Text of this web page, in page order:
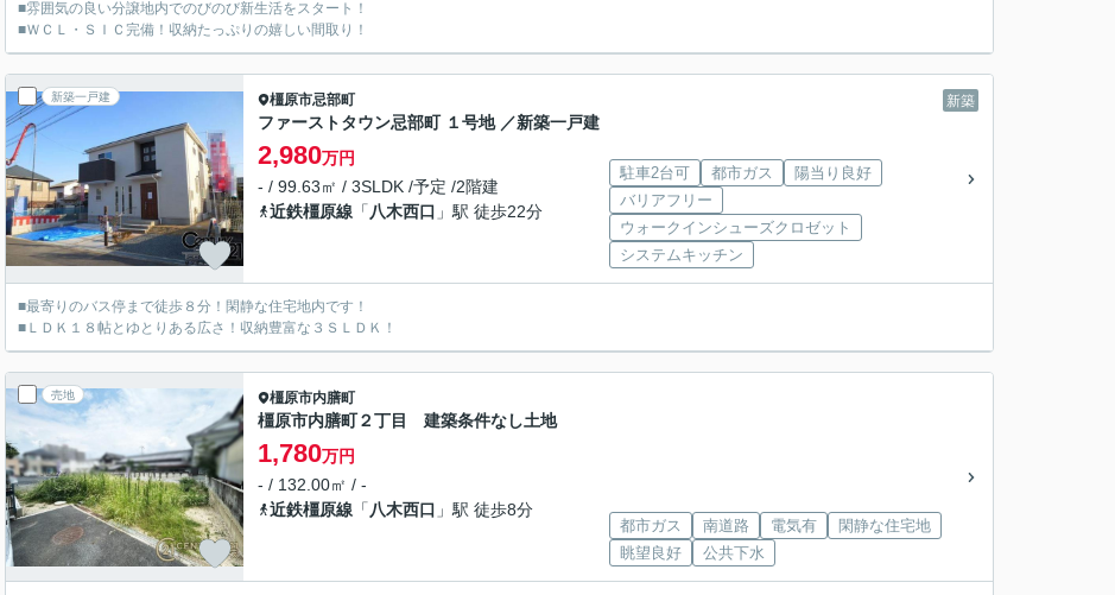
■雰囲気の良い分譲地内でのびのび新生活をスタート！
■ＷＣＬ・ＳＩＣ完備！収納たっぷりの嬉しい間取り！
新築一戸建 新築
橿原市忌部町
ファーストタウン忌部町 １号地 ／新築一戸建
2,980万円
- / 99.63㎡ / 3SLDK /予定 /2階建
近鉄橿原線 「 八木西口 」駅 徒歩22分
駐車2台可 都市ガス
陽当り良好
バリアフリー
ウォークインシューズクロゼット
システムキッチン
■最寄りのバス停まで徒歩８分！閑静な住宅地内です！
■ＬＤＫ１８帖とゆとりある広さ！収納豊富な３ＳＬＤＫ！
売地 橿原市内膳町
橿原市内膳町２丁目 建築条件なし土地
1,780万円
- / 132.00㎡ / -
近鉄橿原線 「 八木西口 」駅 徒歩8分
都市ガス 南道路 電気有
閑静な住宅地
眺望良好
公共下水